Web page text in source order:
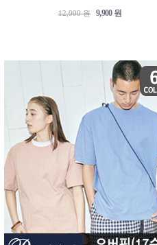
12,000 원 9,900 원